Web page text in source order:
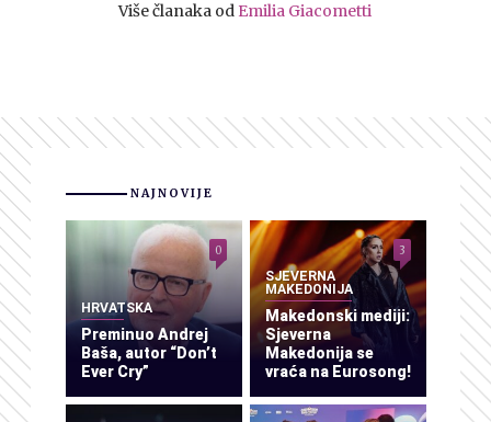
Više članaka od Emilia Giacometti
NAJNOVIJE
HRVATSKA
Preminuo Andrej
Baša, autor “Don’t
Ever Cry”
0
SJEVERNA
MAKEDONIJA
Makedonski mediji:
Sjeverna
Makedonija se
vraća na Eurosong!
3